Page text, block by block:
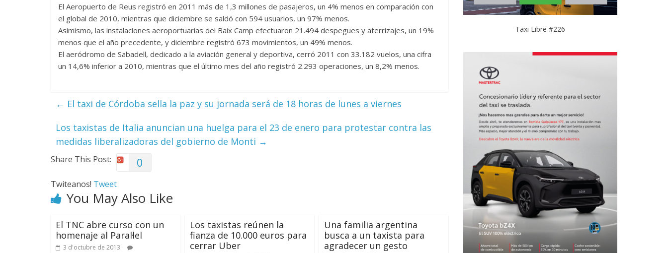
El Aeropuerto de Reus registró en 2011 más de 1,3 millones de pasajeros, un 4% menos en comparación con
el global de 2010, mientras que diciembre se saldó con 594 usuarios, un 97% menos.
Asimismo, las instalaciones aeroportuarias del Baix Camp efectuaron 21.494 despegues y aterrizajes, un 19%
menos que el año precedente, y diciembre registró 673 movimientos, un 49% menos.
El aeródromo de Sabadell, dedicado a la aviación general y deportiva, cerró 2011 con 33.182 vuelos, una cifra
un 14,6% inferior a 2010, mientras que el último mes del año registró 2.293 operaciones, un 8,2% menos.
← El taxi de Córdoba sella la paz y su jornada será de 18 horas de lunes a viernes
Los taxistas de Italia anuncian una huelga para el 23 de enero para protestar contra las
medidas liberalizadoras del gobierno de Monti →
Share This Post: 0
Twiteanos! Tweet
You May Also Like
El TNC abre curso con un
homenaje al Paral·lel
3 d'octubre de 2013
Los taxistas reúnen la
fianza de 10.000 euros para
cerrar Uber
Una familia argentina
busca a un taxista para
agradecer un gesto
Taxi Libre #226